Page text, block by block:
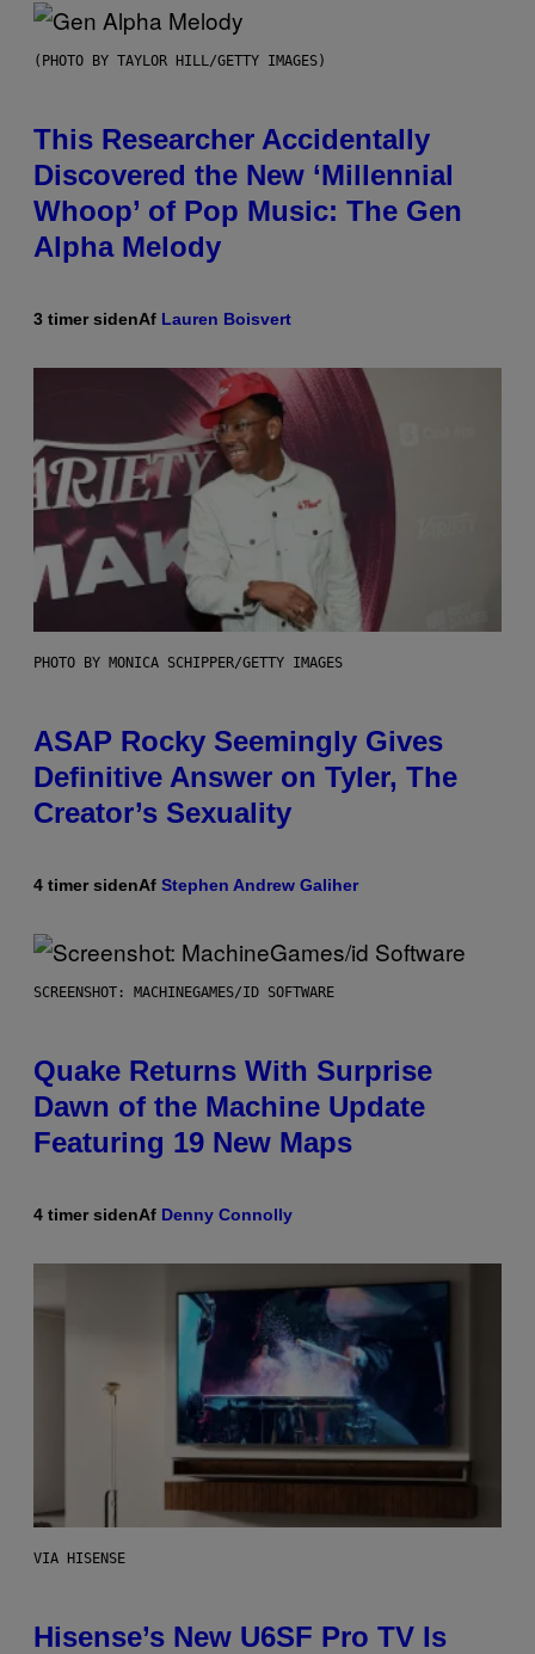
(PHOTO BY TAYLOR HILL/GETTY IMAGES)
This Researcher Accidentally
Discovered the New ‘Millennial
Whoop’ of Pop Music: The Gen
Alpha Melody
3 timer sidenAf Lauren Boisvert
PHOTO BY MONICA SCHIPPER/GETTY IMAGES
ASAP Rocky Seemingly Gives
Definitive Answer on Tyler, The
Creator’s Sexuality
4 timer sidenAf Stephen Andrew Galiher
SCREENSHOT: MACHINEGAMES/ID SOFTWARE
Quake Returns With Surprise
Dawn of the Machine Update
Featuring 19 New Maps
4 timer sidenAf Denny Connolly
VIA HISENSE
Hisense’s New U6SF Pro TV Is